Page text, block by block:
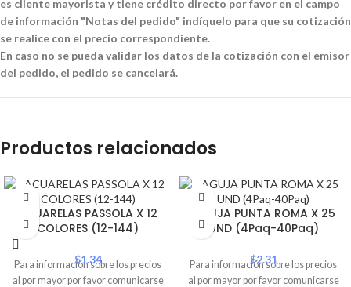
es cliente mayorista y tiene crédito directo por favor en el campo
de información "Notas del pedido" indíquelo para que su cotización
se realice con el precio correspondiente.
En caso no se pueda validar los datos de la cotización con el emisor
del pedido, el pedido se cancelará.
Productos relacionados
ACUARELAS PASSOLA X 12
COLORES (12-144)
$1.34
Para información sobre los precios
al por mayor por favor comunicarse
AGUJA PUNTA ROMA X 25
UND (4Paq-40Paq)
$2.31
Para información sobre los precios
al por mayor por favor comunicarse